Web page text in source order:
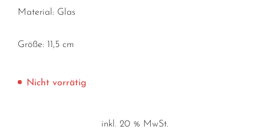
Material: Glas
Größe: 11,5 cm
Nicht vorrätig
inkl. 20 % MwSt.